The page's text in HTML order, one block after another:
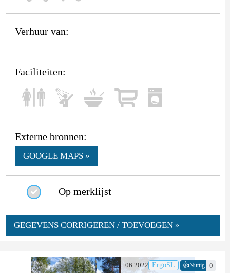
Verhuur van:
Faciliteiten:
Externe bronnen:
GOOGLE MAPS »
Op merklijst
GEGEVENS CORRIGEREN / TOEVOEGEN »
06.2022 ErgoSL 👍Nuttig 0